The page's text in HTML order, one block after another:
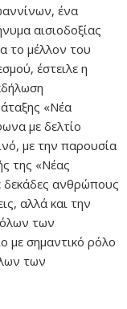
ένα
αισιοδοξίας
το μέλλον του
έστειλε η
«Νέα
με δελτίο
με την παρουσία
της «Νέας
δεκάδες ανθρώπους
αλλά και την
όλων των
με σημαντικό ρόλο
των